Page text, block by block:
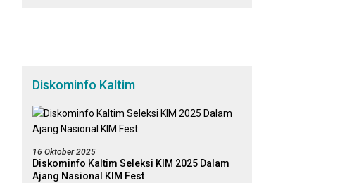
Diskominfo Kaltim
16 Oktober 2025
Diskominfo Kaltim Seleksi KIM 2025 Dalam
Ajang Nasional KIM Fest